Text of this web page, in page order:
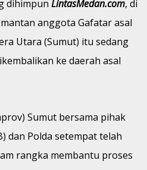
dihimpun LintasMedan.com, di
anggota Gafatar asal
Utara (Sumut) itu sedang
ke daerah asal
Sumut bersama pihak
dan Polda setempat telah
rangka membantu proses